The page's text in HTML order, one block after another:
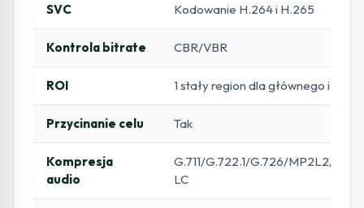
SVC Kodowanie H.264 i H.265
Kontrola bitrate CBR/VBR
ROI 1 stały region dla głównego i
Przycinanie celu Tak
Kompresja
audio
G.711/G.722.1/G.726/MP2L2/
LC